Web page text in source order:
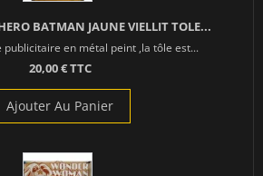
BATMAN JAUNE VIELLIT TOLE...
publicitaire en métal peint ,la tôle est...
20,00 € TTC
Ajouter Au Panier